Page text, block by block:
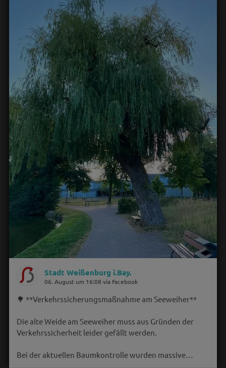
Stadt Weißenburg i.Bay.
06. August um 16:08 via Facebook
🌳 **Verkehrssicherungsmaßnahme am Seeweiher**
Die alte Weide am Seeweiher muss aus Gründen der
Verkehrssicherheit leider gefällt werden.
Bei der aktuellen Baumkontrolle wurden massive…